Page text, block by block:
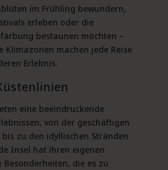
im Frühling bewundern,
erleben oder die
bestaunen möchten –
Klimazonen machen jede Reise
Erlebnis.
eine beeindruckende
von der geschäftigen
zu den idyllischen Stränden
Insel hat ihren eigenen
Besonderheiten, die es zu